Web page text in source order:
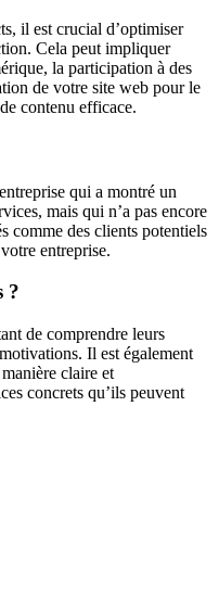
il est crucial d’optimiser
Cela peut impliquer
la participation à des
de votre site web pour le
contenu efficace.
qui a montré un
mais qui n’a pas encore
comme des clients potentiels
entreprise.
?
de comprendre leurs
Il est également
claire et
concrets qu’ils peuvent